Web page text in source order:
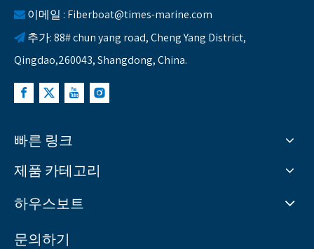
 이메일 : Fiberboat@times-marine.com
 추가: 88# chun yang road, Cheng Yang District,
Qingdao,260043, Shangdong, China.
빠른 링크
제품 카테고리
하우스보트
문의하기